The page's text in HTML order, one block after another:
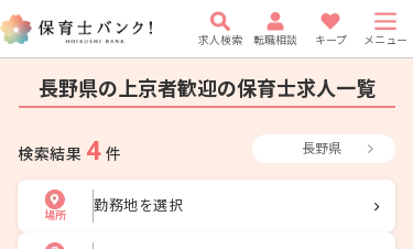
求人検索 転職相談 キープ メニュー
長野県の上京者歓迎の保育士求人一覧
検索結果 4 件 長野県
場所
勤務地を選択